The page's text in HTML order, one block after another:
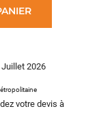
2026
votre devis à